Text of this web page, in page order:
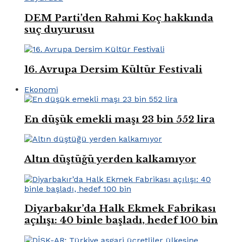
DEM Parti’den Rahmi Koç hakkında
suç duyurusu
16. Avrupa Dersim Kültür Festivali
Ekonomi
En düşük emekli maşı 23 bin 552 lira
Altın düştüğü yerden kalkamıyor
Diyarbakır’da Halk Ekmek Fabrikası
açılışı: 40 binle başladı, hedef 100 bin